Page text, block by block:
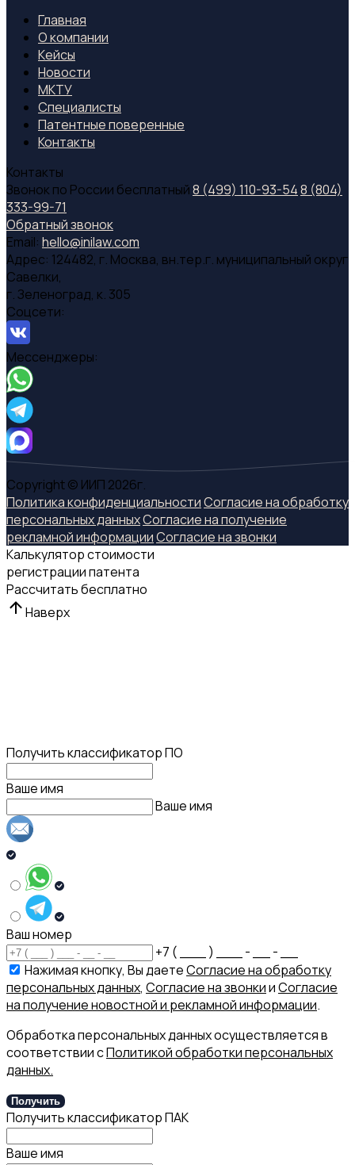
Главная
О компании
Кейсы
Новости
МКТУ
Специалиcты
Патентные поверенные
Контакты
Контакты
Звонок по России бесплатный8 (499) 110-93-548 (804)
333-99-71
Обратный звонок
Email: hello@inilaw.com
Адрес: 124482, г. Москва, вн.тер.г. муниципальный округ
Савелки,
г. Зеленоград, к. 305
Соцсети:
Мессенджеры:
Copyright © ИИП 2026г.
Политика конфиденциальностиСогласие на обработку
персональных данныхСогласие на получение
рекламной информацииСогласие на звонки
Калькулятор стоимости
регистрации патента
Рассчитать бесплатно
Наверх
Получить классификатор ПО
Ваше имя
Ваше имя
Ваш номер
+7 ( ___ ) ___ - __ - __
Нажимая кнопку, Вы даетеСогласие на обработку
персональных данных, Согласие на звонкииСогласие
на получение новостной и рекламной информации.
Обработка персональных данных осуществляется в
соответствии сПолитикой обработки персональных
данных.
Получить
Получить классификатор ПАК
Ваше имя